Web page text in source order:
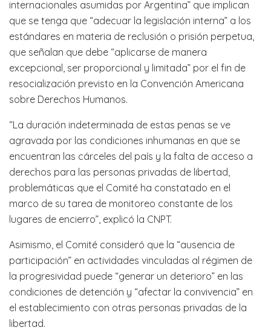
internacionales asumidas por Argentina” que implican
que se tenga que “adecuar la legislación interna” a los
estándares en materia de reclusión o prisión perpetua,
que señalan que debe “aplicarse de manera
excepcional, ser proporcional y limitada” por el fin de
resocialización previsto en la Convención Americana
sobre Derechos Humanos.
“La duración indeterminada de estas penas se ve
agravada por las condiciones inhumanas en que se
encuentran las cárceles del país y la falta de acceso a
derechos para las personas privadas de libertad,
problemáticas que el Comité ha constatado en el
marco de su tarea de monitoreo constante de los
lugares de encierro”, explicó la CNPT.
Asimismo, el Comité consideró que la “ausencia de
participación” en actividades vinculadas al régimen de
la progresividad puede “generar un deterioro” en las
condiciones de detención y “afectar la convivencia” en
el establecimiento con otras personas privadas de la
libertad.